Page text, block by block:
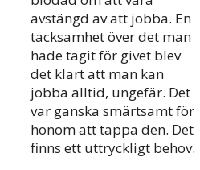
avstängd av att jobba. En
tacksamhet över det man
hade tagit för givet blev
det klart att man kan
jobba alltid, ungefär. Det
var ganska smärtsamt för
honom att tappa den. Det
finns ett uttryckligt behov.